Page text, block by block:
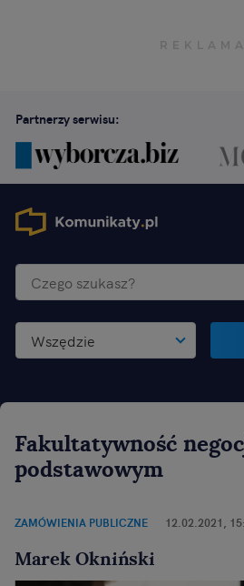
Partnerzy serwisu:
Wszędzie
Fakultatywność
podstawowym
ZAMÓWIENIA PUBLICZNE 12.02.2021,
Marek Okniński